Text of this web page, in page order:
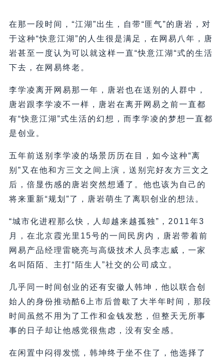
在那一段时间，“江湖”出生，自带“匪气”的唐岩，对
于这种“快意江湖”的人生很是满足，在网易八年，唐
岩甚至一度认为可以就这样一直“快意江湖“式的生活
下去，在网易终老。
李学凌离开网易那一年，唐岩也在送别的人群中，
唐岩跟李学凌不一样，唐岩在离开网易之前一直都
有“快意江湖”式生活的幻想，而李学凌的梦想一直都
是创业。
五年前送别李学凌的场景历历在目，如今这种“离
别”又在他和方三文之间上演，送别完好友方三文之
后，倍显伤感的唐岩突然想通了。他也该为自己的
将来重新“规划”了，唐岩萌生了离职创业的想法。
“城市化进程那么快，人却越来越孤独”，2011年3
月，在北京霞光里15号的一间民房内，唐岩带着前
网易产品经理雷晓亮与高级技术人员李志威，一家
名叫陌陌、主打“陌生人”社交的公司成立。
几乎同一时间创业的还有安徽人韩坤，他以联合创
始人的身份推动酷6上市后曾歇了大半年时间，那段
时间虽然不用为了工作和金钱发愁，但整天无所事
事的日子却让他感觉很焦虑，没有安全感。
在闲置中闷得发慌，韩坤终于坐不住了，他选择了